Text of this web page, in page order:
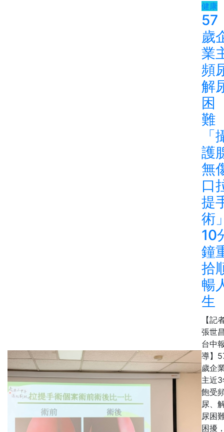
健康
57
歲
業
頻
解
困
「
護
無
口
提
術
10
鐘
拾
暢
生
【記
張世
台中
導】
歲企
主近
飽受
尿、
尿困
困擾